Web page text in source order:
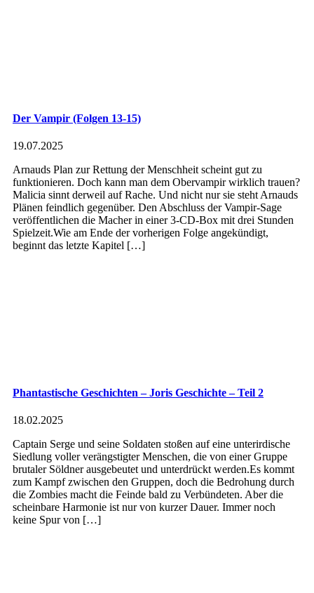
Der Vampir (Folgen 13-15)
19.07.2025
Arnauds Plan zur Rettung der Menschheit scheint gut zu
funktionieren. Doch kann man dem Obervampir wirklich trauen?
Malicia sinnt derweil auf Rache. Und nicht nur sie steht Arnauds
Plänen feindlich gegenüber. Den Abschluss der Vampir-Sage
veröffentlichen die Macher in einer 3-CD-Box mit drei Stunden
Spielzeit.Wie am Ende der vorherigen Folge angekündigt,
beginnt das letzte Kapitel […]
Phantastische Geschichten – Joris Geschichte – Teil 2
18.02.2025
Captain Serge und seine Soldaten stoßen auf eine unterirdische
Siedlung voller verängstigter Menschen, die von einer Gruppe
brutaler Söldner ausgebeutet und unterdrückt werden.Es kommt
zum Kampf zwischen den Gruppen, doch die Bedrohung durch
die Zombies macht die Feinde bald zu Verbündeten. Aber die
scheinbare Harmonie ist nur von kurzer Dauer. Immer noch
keine Spur von […]